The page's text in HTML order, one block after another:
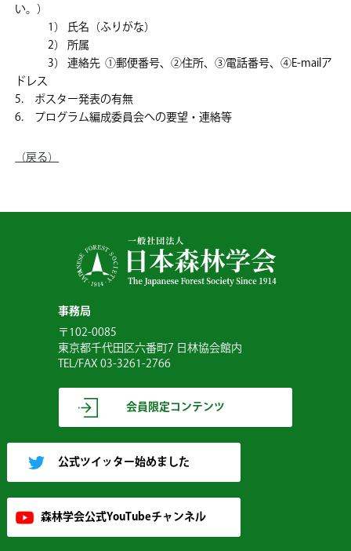
い。）
1） 氏名（ふりがな）
2） 所属
3） 連絡先 ①郵便番号、②住所、③電話番号、④E-mailア
ドレス
5. ポスター発表の有無
6. プログラム編成委員会への要望・連絡等
（戻る）
事務局
〒102-0085
東京都千代田区六番町7 日林協会館内
TEL/FAX 03-3261-2766
会員限定コンテンツ
公式ツイッター始めました
森林学会公式YouTubeチャンネル